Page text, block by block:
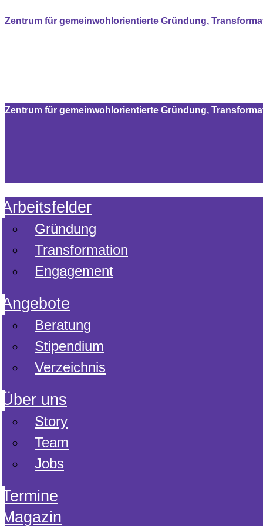
Zentrum für gemeinwohlorientierte Gründung,
Zentrum für gemeinwohlorientierte Gründung,
Arbeitsfelder
Gründung
Transformation
Engagement
Angebote
Beratung
Stipendium
Verzeichnis
Über uns
Story
Team
Jobs
Termine
Magazin